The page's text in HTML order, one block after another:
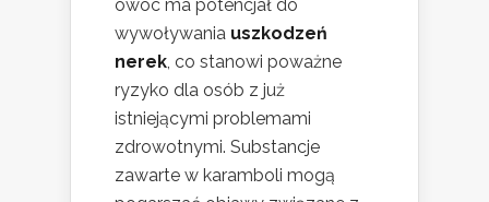
owoc ma potencjał do
wywoływania uszkodzeń
nerek , co stanowi poważne
ryzyko dla osób z już
istniejącymi problemami
zdrowotnymi. Substancje
zawarte w karamboli mogą